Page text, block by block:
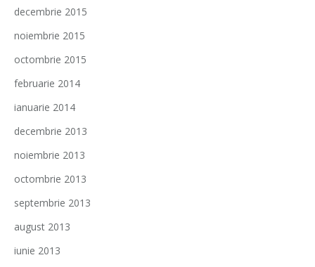
decembrie 2015
noiembrie 2015
octombrie 2015
februarie 2014
ianuarie 2014
decembrie 2013
noiembrie 2013
octombrie 2013
septembrie 2013
august 2013
iunie 2013